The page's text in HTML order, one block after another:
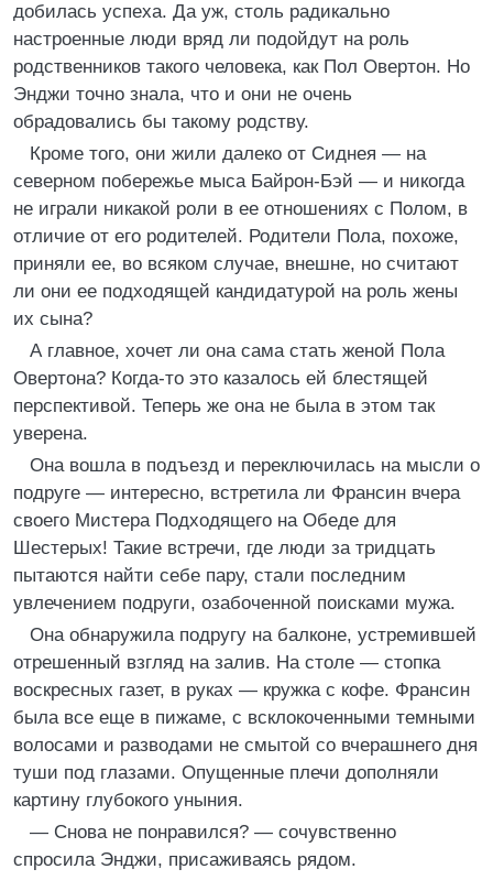
добилась успеха. Да уж, столь радикально
настроенные люди вряд ли подойдут на роль
родственников такого человека, как Пол Овертон. Но
Энджи точно знала, что и они не очень
обрадовались бы такому родству.
Кроме того, они жили далеко от Сиднея — на
северном побережье мыса Байрон-Бэй — и никогда
не играли никакой роли в ее отношениях с Полом, в
отличие от его родителей. Родители Пола, похоже,
приняли ее, во всяком случае, внешне, но считают
ли они ее подходящей кандидатурой на роль жены
их сына?
А главное, хочет ли она сама стать женой Пола
Овертона? Когда-то это казалось ей блестящей
перспективой. Теперь же она не была в этом так
уверена.
Она вошла в подъезд и переключилась на мысли о
подруге — интересно, встретила ли Франсин вчера
своего Мистера Подходящего на Обеде для
Шестерых! Такие встречи, где люди за тридцать
пытаются найти себе пару, стали последним
увлечением подруги, озабоченной поисками мужа.
Она обнаружила подругу на балконе, устремившей
отрешенный взгляд на залив. На столе — стопка
воскресных газет, в руках — кружка с кофе. Франсин
была все еще в пижаме, с всклокоченными темными
волосами и разводами не смытой со вчерашнего дня
туши под глазами. Опущенные плечи дополняли
картину глубокого уныния.
— Снова не понравился? — сочувственно
спросила Энджи, присаживаясь рядом.